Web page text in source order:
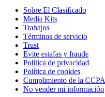
Sobre El Clasificado
Media Kits
Trabajos
Términos de servicio
Trust
Evite estafas y fraude
Política de privacidad
Política de cookies
Cumplimiento de la CCPA
No vender mi información